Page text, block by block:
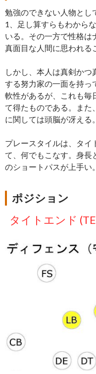
勉強のできない人物とし
1、足し算すらもわから
いる。その一方で性格は
真面目な人間に思われる
しかし、本人は真剣か
する努力家の一面を持っ
軟性があるが、これも毎
て得たものである。また
に関しては頭脳が冴える。
プレースタイルは、タイ
て、何でもこなす。身長
のショートパスが上手い。
ポジション
タイトエンド